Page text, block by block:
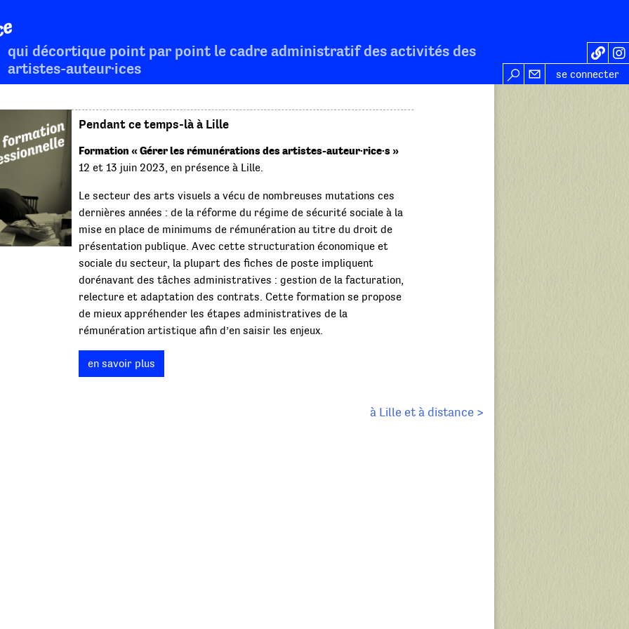
qui décortique point par point le cadre administratif des activités des
artistes-auteur·ices
se connecter
Pendant ce temps-là à Lille
Formation « Gérer les rémunérations des artistes-auteur·rice·s »
12 et 13 juin 2023, en présence à Lille.
Le secteur des arts visuels a vécu de nombreuses mutations ces
dernières années : de la réforme du régime de sécurité sociale à la
mise en place de minimums de rémunération au titre du droit de
présentation publique. Avec cette structuration économique et
sociale du secteur, la plupart des fiches de poste impliquent
dorénavant des tâches administratives : gestion de la facturation,
relecture et adaptation des contrats. Cette formation se propose
de mieux appréhender les étapes administratives de la
rémunération artistique afin d’en saisir les enjeux.
en savoir plus
à Lille et à distance >